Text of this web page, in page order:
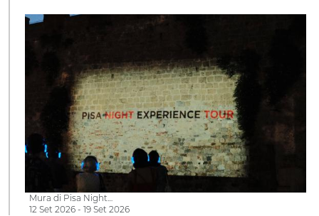
Mura di Pisa Night…
12 Set 2026 - 19 Set 2026